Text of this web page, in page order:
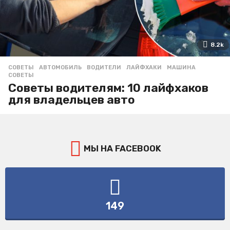
8.2k
СОВЕТЫ АВТОМОБИЛЬ ,ВОДИТЕЛИ ,ЛАЙФХАКИ ,МАШИНА
СОВЕТЫ
Советы водителям: 10 лайфхаков
для владельцев авто
МЫ НА FACEBOOK
149